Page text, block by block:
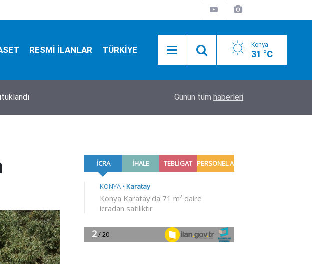
RESMİ İLANLAR TÜRKİYE Konya
31 °C
Selçuklu'da 7 bölge sıcak asfaltla buluştu
Günün tüm haberleri